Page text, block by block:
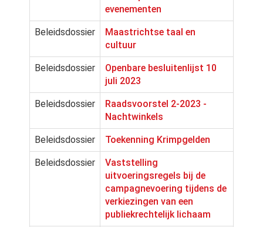
evenementen
Beleidsdossier
Maastrichtse taal en
cultuur
Beleidsdossier
Openbare besluitenlijst 10
juli 2023
Beleidsdossier
Raadsvoorstel 2-2023 -
Nachtwinkels
Beleidsdossier Toekenning Krimpgelden
Beleidsdossier
Vaststelling
uitvoeringsregels bij de
campagnevoering tijdens de
verkiezingen van een
publiekrechtelijk lichaam